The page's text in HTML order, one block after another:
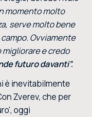
momento molto
serve molto bene
Ovviamente
e credo
futuro davanti”.
è inevitabilmente
Zverev, che per
oggi